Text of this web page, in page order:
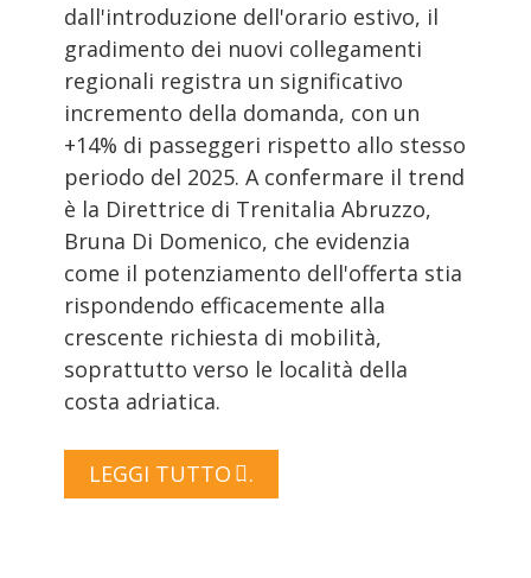
dall'introduzione dell'orario estivo, il
gradimento dei nuovi collegamenti
regionali registra un significativo
incremento della domanda, con un
+14% di passeggeri rispetto allo stesso
periodo del 2025. A confermare il trend
è la Direttrice di Trenitalia Abruzzo,
Bruna Di Domenico, che evidenzia
come il potenziamento dell'offerta stia
rispondendo efficacemente alla
crescente richiesta di mobilità,
soprattutto verso le località della
costa adriatica.
LEGGI TUTTO …